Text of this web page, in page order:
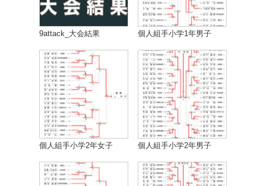
9attack_大会結果 個人組手小学1年男子
個人組手小学2年女子 個人組手小学2年男子